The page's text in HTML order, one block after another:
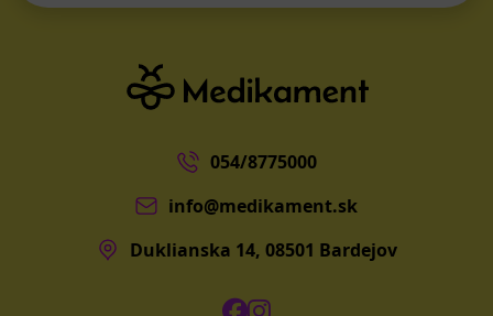
054/8775000
info@medikament.sk
Duklianska 14, 08501 Bardejov